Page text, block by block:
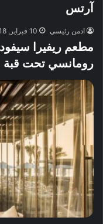
آرتس
ادمن رئيسي 10 فبراير, 2018
مطعم ريفيرا
رومانسي تحت قبة